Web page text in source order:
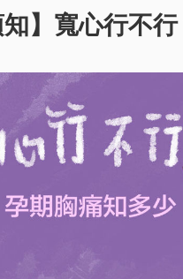
知】寬心行不